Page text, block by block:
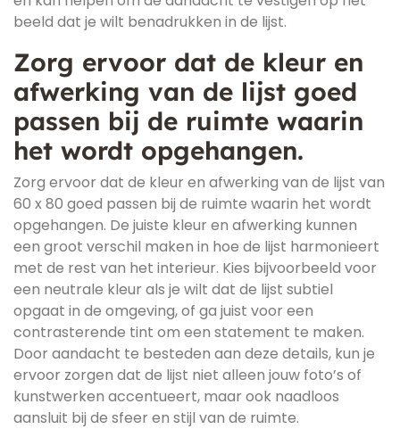
beeld dat je wilt benadrukken in de lijst.
Zorg ervoor dat de kleur en
afwerking van de lijst goed
passen bij de ruimte waarin
het wordt opgehangen.
Zorg ervoor dat de kleur en afwerking van de lijst van
60 x 80 goed passen bij de ruimte waarin het wordt
opgehangen. De juiste kleur en afwerking kunnen
een groot verschil maken in hoe de lijst harmonieert
met de rest van het interieur. Kies bijvoorbeeld voor
een neutrale kleur als je wilt dat de lijst subtiel
opgaat in de omgeving, of ga juist voor een
contrasterende tint om een statement te maken.
Door aandacht te besteden aan deze details, kun je
ervoor zorgen dat de lijst niet alleen jouw foto’s of
kunstwerken accentueert, maar ook naadloos
aansluit bij de sfeer en stijl van de ruimte.